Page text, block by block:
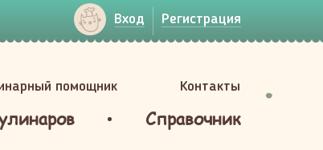
Вход Регистрация
помощник Контакты
Справочник